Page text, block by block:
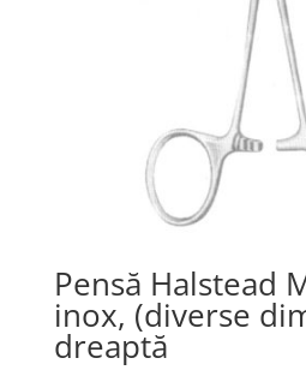
Pensă Halstead
inox, (diverse
dreaptă